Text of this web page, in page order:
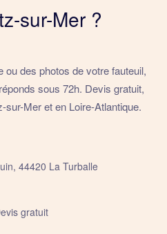
sur-Mer ?
des photos de votre fauteuil,
sous 72h. Devis gratuit,
Mer et en Loire-Atlantique.
44420 La Turballe
gratuit